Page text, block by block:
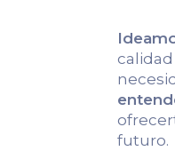
calidad
futuro.